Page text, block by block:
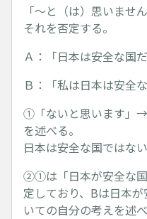
「～と（は）思いませ
それを否定する。
Ａ：「日本は安全な国
Ｂ：「私は日本は安全
①「ないと思います」
を述べる。
日本は安全な国ではな
②①は「日本が安全な
定しており、Bは日本
いての自分の考えを述べ